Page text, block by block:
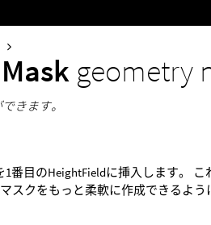
geometry
きます。
番目のHeightFieldに挿入します。
スクをもっと柔軟に作成できるよう